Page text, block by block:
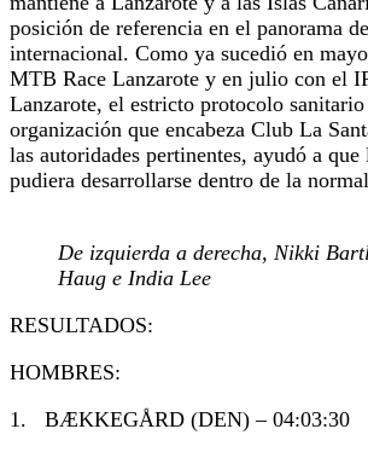
posición de referencia en el panorama
internacional. Como ya sucedió en
MTB Race Lanzarote y en julio con el
Lanzarote, el estricto protocolo
organización que encabeza Club La
las autoridades pertinentes, ayudó a
pudiera desarrollarse dentro de la
De izquierda a derecha, Nikki
Haug e India Lee
RESULTADOS:
HOMBRES:
1. BÆKKEGÅRD (DEN) – 04:03:30